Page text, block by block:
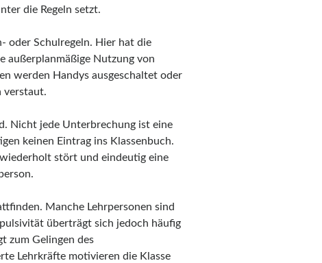
die Regeln setzt.
oder Schulregeln. Hier hat die
außerplanmäßige Nutzung von
werden Handys ausgeschaltet oder
verstaut.
Nicht jede Unterbrechung ist eine
keinen Eintrag ins Klassenbuch.
stört und eindeutig eine
Manche Lehrpersonen sind
überträgt sich jedoch häufig
zum Gelingen des
Lehrkräfte motivieren die Klasse